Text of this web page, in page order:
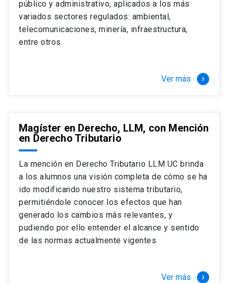
Si optas por la modalidad Full Time:
El LLM UC Full Time es una versión del programa
destinado principalmente a extranjeros, que permite
necesidades y expectativas profesionales, eligiendo
completamente al programa o compatibilizarás un
estudio intenso y exigente, con una muy baja carga
laboral, de marzo a noviembre, para dedicarte
completamente a la actividad de graduación de
diciembre a marzo.
2 cursos mínimos (10 créditos) Primer
semestre
+ 5 cursos a elección (50 créditos) Primer
semestre
+ 4 cursos a elección (40 créditos)
tres meses a tiempo completo (20
Juan Ignacio Piña Rochefort
Director Magíster en Derecho, LLM UC
público y administrativo, aplicados a los más
variados sectores regulados: ambiental,
telecomunicaciones, minería, infraestructura,
entre otros.
Ver más keyboard_arrow_right
Magíster en Derecho, LLM, con Mención
en Derecho Tributario
La mención en Derecho Tributario LLM UC brinda
a los alumnos una visión completa de cómo se ha
ido modificando nuestro sistema tributario,
permitiéndole conocer los efectos que han
generado los cambios más relevantes, y
pudiendo por ello entender el alcance y sentido
de las normas actualmente vigentes.
Ver más keyboard_arrow_right